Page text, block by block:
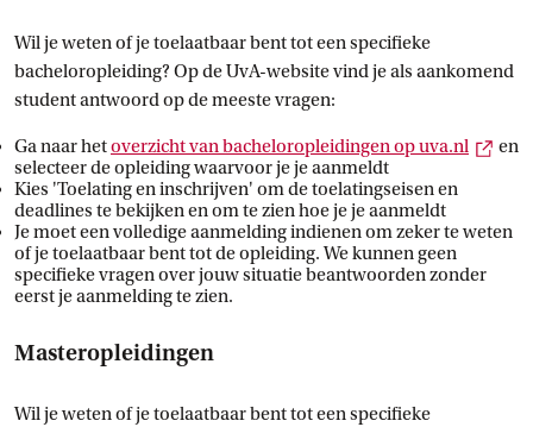
Wil je weten of je toelaatbaar bent tot een specifieke
bacheloropleiding? Op de UvA-website vind je als aankomend
student antwoord op de meeste vragen:
Ga naar hetoverzicht van bacheloropleidingen op uva.nl
en
selecteer de opleiding waarvoor je je aanmeldt
Kies 'Toelating en inschrijven' om de toelatingseisen en
deadlines te bekijken en om te zien hoe je je aanmeldt
Je moet een volledige aanmelding indienen om zeker te weten
of je toelaatbaar bent tot de opleiding. We kunnen geen
specifieke vragen over jouw situatie beantwoorden zonder
eerst je aanmelding te zien.
Masteropleidingen
Wil je weten of je toelaatbaar bent tot een specifieke